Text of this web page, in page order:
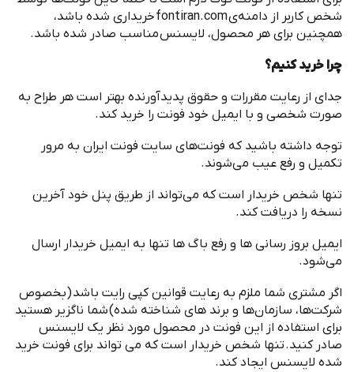
شخص کاربر از دامنهیfontiran.comخریداری شده باشد،
همچنین برای هر محصول، لایسنس مناسب صادر شده باشد.
چرا خرید کنیم؟
جدای از رعایت مقررات و حقوق پدیدآورنده بهتر است هر طراح به
صورت شخصی و با ایمیل خود فونت را خرید کند.
توجه داشته باشید که فونتهای سایت فونت ایران به مرور
تکمیل و رفع عیب میشوند.
تنها شخص خریدار است که میتواند از طریق پنل خود آخرین
نسخه را دریافت کند.
ایمیل بروز رسانی ها و رفع باگ ها تنها به ایمیل خریدار ارسال
میشود.
اگر مشتری شما ملزم به رعایت قوانین کپی رایت باشد(بخصوص
شرکتها، سازمانها و برند های شناخته شده)شما ناگزیر هستید
برای استفاده از این فونت در محصول مورد نظر یک لایسنس
صادر کنید.تنها شخص خریدار است که می تواند برای فونت خرید
شده لایسنس ایجاد کند.